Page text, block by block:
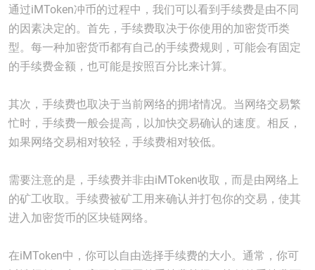
通过iMToken冲币的过程中，我们可以看到手续费是由不同
的因素决定的。首先，手续费取决于你使用的加密货币类
型。每一种加密货币都有自己的手续费规则，可能会有固定
的手续费金额，也可能是按照百分比来计算。
其次，手续费也取决于当前网络的拥堵情况。当网络交易繁
忙时，手续费一般会提高，以加快交易确认的速度。相反，
如果网络交易相对较轻，手续费相对较低。
需要注意的是，手续费并非由iMToken收取，而是由网络上
的矿工收取。手续费被矿工用来确认并打包你的交易，使其
进入加密货币的区块链网络。
在iMToken中，你可以自由选择手续费的大小。通常，你可